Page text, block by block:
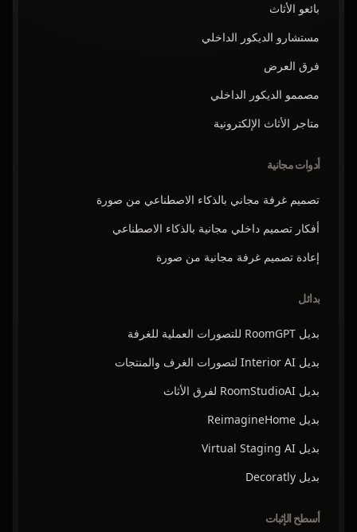
بائعو الأثاث
مستشارو الديكور الداخلي
فرق العرض
مصممو الديكور الداخلي
متاجر الأثاث الإلكترونية
أدوات مجانية
تصميم غرفة مجاني بالذكاء الاصطناعي من صورة
أفكار تصميم داخلي مجانية بالذكاء الاصطناعي
إعادة تصميم غرفة مجانية من صورة
بدائل
بديل RoomGPT للتصورات العملية للغرفة
بديل Interior AI لتصورات الغرف والمنتجات
بديل RoomStudioAI لفرق الأثاث
بديل ReimagineHome
بديل Virtual Staging AI
بديل Decoratly
أسطح الإثبات